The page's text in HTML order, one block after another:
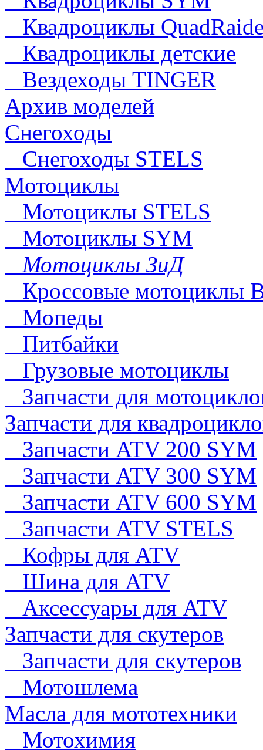
Квадроциклы
Квадроциклы детские
Вездеходы TINGER
Архив моделей
Снегоходы
Снегоходы STELS
Мотоциклы
Мотоциклы STELS
Мотоциклы SYM
Мотоциклы ЗиД
Кроссовые мотоциклы
Мопеды
Питбайки
Грузовые мотоциклы
Запчасти для
Запчасти для
Запчасти ATV 200 SYM
Запчасти ATV 300 SYM
Запчасти ATV 600 SYM
Запчасти ATV STELS
Кофры для ATV
Шина для ATV
Аксессуары для ATV
Запчасти для скутеров
Запчасти для скутеров
Мотошлема
Масла для мототехники
Мотохимия